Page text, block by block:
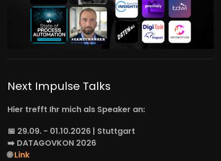
Next Impulse Talks
Hier trefft Ihr mich als Speaker an:
📅 29.09. - 01.10.2026 | Stuttgart
➡️ DATAGOVKON 2026
🌐Link